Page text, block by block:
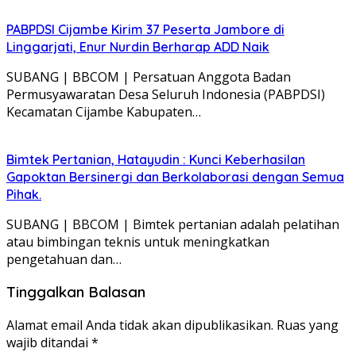
PABPDSI Cijambe Kirim 37 Peserta Jambore di
Linggarjati, Enur Nurdin Berharap ADD Naik
SUBANG | BBCOM | Persatuan Anggota Badan
Permusyawaratan Desa Seluruh Indonesia (PABPDSI)
Kecamatan Cijambe Kabupaten…
Bimtek Pertanian, Hatayudin : Kunci Keberhasilan
Gapoktan Bersinergi dan Berkolaborasi dengan Semua
Pihak.
SUBANG | BBCOM | Bimtek pertanian adalah pelatihan
atau bimbingan teknis untuk meningkatkan
pengetahuan dan…
Tinggalkan Balasan
Alamat email Anda tidak akan dipublikasikan. Ruas yang
wajib ditandai *